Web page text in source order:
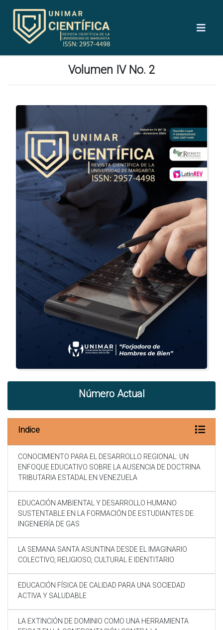
Volumen IV No. 2
Número Actual
Indice
CONOCIMIENTO PARA EL DESARROLLO REGIONAL: UN
ENFOQUE EDUCATIVO SOBRE LA AUSENCIA DE DOCTRINA
TRIBUTARIA ESTADAL EN VENEZUELA
EDUCACIÓN AMBIENTAL Y DESARROLLO HUMANO
SUSTENTABLE EN LA FORMACIÓN DE ESTUDIANTES DE
INGENIERÍA DE GAS
LA SEMANA SANTA ASUNTINA DESDE EL IMAGINARIO
COLECTIVO, RELIGIOSO, CULTURAL E IDENTITARIO
EDUCACIÓN FÍSICA DE CALIDAD PARA UNA SOCIEDAD
ACTIVA Y SALUDABLE
LA EXTINCIÓN DE DOMINIO COMO UNA HERRAMIENTA